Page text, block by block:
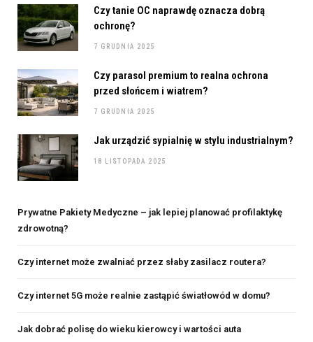
Czy tanie OC naprawdę oznacza dobrą
ochronę?
7 GRUDNIA 2025
Czy parasol premium to realna ochrona
przed słońcem i wiatrem?
7 GRUDNIA 2025
Jak urządzić sypialnię w stylu industrialnym?
18 LISTOPADA 2025
Prywatne Pakiety Medyczne – jak lepiej planować profilaktykę
zdrowotną?
Czy internet może zwalniać przez słaby zasilacz routera?
Czy internet 5G może realnie zastąpić światłowód w domu?
Jak dobrać polisę do wieku kierowcy i wartości auta